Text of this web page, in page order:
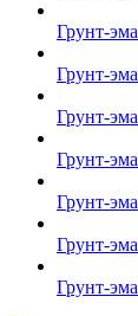
Грунт-
Грунт-
Грунт-
Грунт-
Грунт-
Грунт-
Грунт-